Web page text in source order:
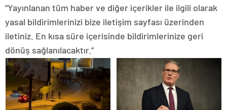
“Yayınlanan tüm haber ve diğer içerikler ile ilgili olarak
yasal bildirimlerinizi bize iletişim sayfası üzerinden
iletiniz. En kısa süre içerisinde bildirimlerinize geri
dönüş sağlanılacaktır.”